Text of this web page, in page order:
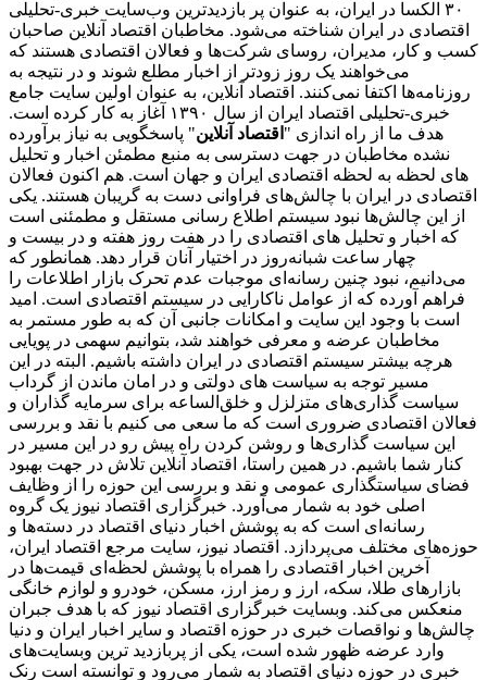
۳۰ الکسا در ایران، به عنوان پر بازدیدترین وب‌سایت خبری-تحلیلی
اقتصادی در ایران شناخته می‌شود. مخاطبان اقتصاد آنلاین صاحبان
کسب و کار، مدیران، روسای شرکت‌ها و فعالان اقتصادی هستند که
می‌خواهند یک روز زودتر از اخبار مطلع شوند و در نتیجه به
روزنامه‌ها اکتفا نمی‌کنند. اقتصاد آنلاین، به عنوان اولین سایت جامع
خبری-تحلیلی اقتصاد ایران از سال ۱۳۹۰ آغاز به کار کرده است.
هدف ما از راه اندازی " اقتصاد آنلاین" پاسخگویی به نیاز برآورده
نشده مخاطبان در جهت دسترسی به منبع مطمئن اخبار و تحلیل
های لحظه به لحظه اقتصادی ایران و جهان است. هم اکنون فعالان
اقتصادی در ایران با چالش‌های فراوانی دست به گریبان هستند. یکی
از این چالش‌ها نبود سیستم اطلاع رسانی مستقل و مطمئنی است
که اخبار و تحلیل های اقتصادی را در هفت روز هفته و در بیست و
چهار ساعت شبانه‌روز در اختیار آنان قرار دهد. همانطور که
می‌دانیم، نبود چنین رسانه‌ای موجبات عدم تحرک بازار اطلاعات را
فراهم آورده که از عوامل ناکارایی در سیستم اقتصادی است. امید
است با وجود این سایت و امکانات جانبی آن که به طور مستمر به
مخاطبان عرضه و معرفی خواهند شد، بتوانیم سهمی در پویایی
هرچه بیشتر سیستم اقتصادی در ایران داشته باشیم. البته در این
مسیر توجه به سیاست های دولتی و در امان ماندن از گرداب
سیاست گذاری‌های متزلزل و خلق‌الساعه برای سرمایه گذاران و
فعالان اقتصادی ضروری است که ما سعی می کنیم با نقد و بررسی
این سیاست گذاری‌ها و روشن کردن راه پیش رو در این مسیر در
کنار شما باشیم. در همین راستا، اقتصاد آنلاین تلاش در جهت بهبود
فضای سیاستگذاری عمومی و نقد و بررسی این حوزه را از وظایف
اصلی خود به شمار می‌آورد. خبرگزاری اقتصاد نیوز یک گروه
رسانه‌ای است که به پوشش اخبار دنیای اقتصاد در دسته‌ها و
حوزه‌های مختلف می‌پردازد. اقتصاد نیوز، سایت مرجع اقتصاد ایران،
آخرین اخبار اقتصادی را همراه با پوشش لحظه‌ای قیمت‌ها در
بازارهای طلا، سکه، ارز و رمز ارز، مسکن، خودرو و لوازم خانگی
منعکس می‌کند. وبسایت خبرگزاری اقتصاد نیوز که با هدف جبران
چالش‌ها و نواقصات خبری در حوزه اقتصاد و سایر اخبار ایران و دنیا
وارد عرضه ظهور شده است، یکی از پربازدید ترین وبسایت‌های
خبری در حوزه دنیای اقتصاد به شمار می‌رود و توانسته است رنک